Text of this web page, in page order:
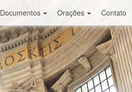
Documentos Orações Contato